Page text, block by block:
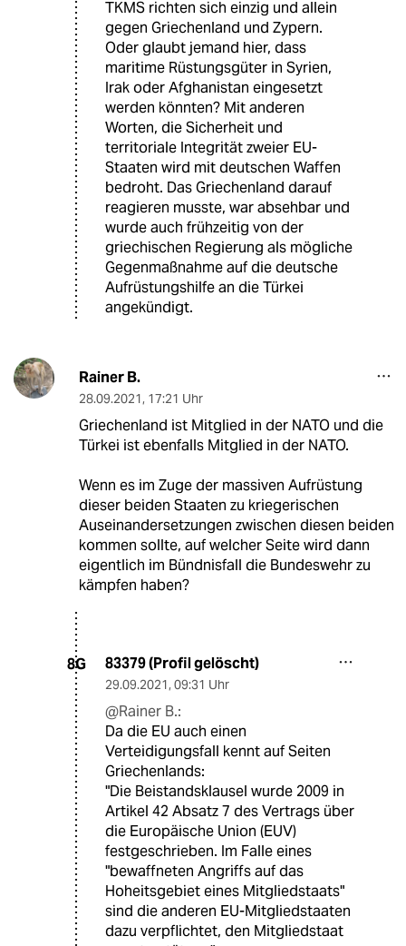
TKMS richten sich einzig und allein
gegen Griechenland und Zypern.
Oder glaubt jemand hier, dass
maritime Rüstungsgüter in Syrien,
Irak oder Afghanistan eingesetzt
werden könnten? Mit anderen
Worten, die Sicherheit und
territoriale Integrität zweier EU-
Staaten wird mit deutschen Waffen
bedroht. Das Griechenland darauf
reagieren musste, war absehbar und
wurde auch frühzeitig von der
griechischen Regierung als mögliche
Gegenmaßnahme auf die deutsche
Aufrüstungshilfe an die Türkei
angekündigt.
Rainer B.
28.09.2021, 17:21 Uhr
Griechenland ist Mitglied in der NATO und die
Türkei ist ebenfalls Mitglied in der NATO.
Wenn es im Zuge der massiven Aufrüstung
dieser beiden Staaten zu kriegerischen
Auseinandersetzungen zwischen diesen beiden
kommen sollte, auf welcher Seite wird dann
eigentlich im Bündnisfall die Bundeswehr zu
kämpfen haben?
8G 83379 (Profil gelöscht)
29.09.2021, 09:31 Uhr
@Rainer B.:
Da die EU auch einen
Verteidigungsfall kennt auf Seiten
Griechenlands:
"Die Beistandsklausel wurde 2009 in
Artikel 42 Absatz 7 des Vertrags über
die Europäische Union (EUV)
festgeschrieben. Im Falle eines
"bewaffneten Angriffs auf das
Hoheitsgebiet eines Mitgliedstaats"
sind die anderen EU-Mitgliedstaaten
dazu verpflichtet, den Mitgliedstaat